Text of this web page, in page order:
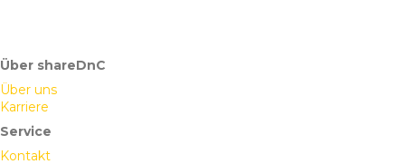
Über shareDnC
Über uns
Karriere
Service
Kontakt